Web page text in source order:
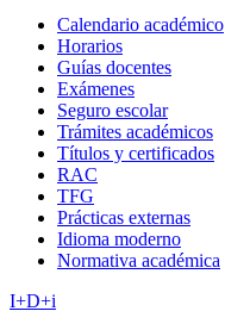
Calendario académico
Horarios
Guías docentes
Exámenes
Seguro escolar
Trámites académicos
Títulos y certificados
RAC
TFG
Prácticas externas
Idioma moderno
Normativa académica
I+D+i